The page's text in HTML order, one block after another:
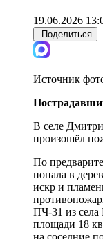
19.06.2026
Поделиться
Источник
В селе
произошёл
По
попала в
искр и
ПЧ-31 из
площади 18
на соседние